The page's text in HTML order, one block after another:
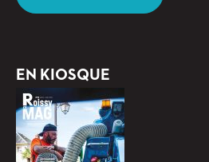
EN KIOSQUE